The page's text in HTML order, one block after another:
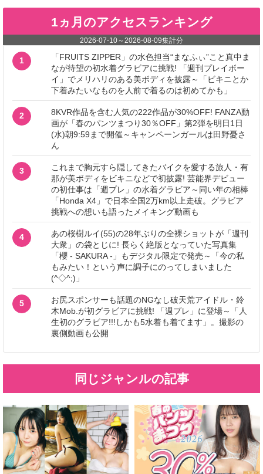
1ヵ月のアクセスランキング
2026-07-10～2026-08-09集計分
1
「FRUITS ZIPPER」の水色担当“まなふぃ”こと真中ま
なが待望の初水着グラビアに挑戦! 「週刊プレイボー
イ」でメリハリのある美ボディを披露～「ビキニとか
下着みたいなものを人前で着るのは初めてかも」
2
8KVR作品を含む人気の222作品が30%OFF! FANZA動
画が「春のパンツまつり30％OFF」第2弾を明日1日
(水)朝9:59まで開催～キャンペーンガールは田野憂さ
ん
3
これまで胸元すら隠してきたバイクを愛する旅人・有
那が美ボディをビキニなどで初披露! 芸能界デビュー
の初仕事は「週プレ」の水着グラビア～同い年の相棒
「Honda X4」で日本全国2万km以上走破。グラビア
挑戦への想いも語ったメイキング動画も
4
あの桜樹ルイ(55)の28年ぶりの全裸ショットが「週刊
大衆」の袋とじに! 長らく絶版となっていた写真集
「櫻 - SAKURA -」もデジタル限定で発売～「今の私
もみたい！という声に調子にのってしまいました
(^◇^;)」
5
お尻スポンサーも話題のNGなし破天荒アイドル・鈴
木Mob.が初グラビアに挑戦! 「週プレ」に登場～「人
生初のグラビア!!!しかも5水着も着てます」。撮影の
裏側動画も公開
同じジャンルの記事